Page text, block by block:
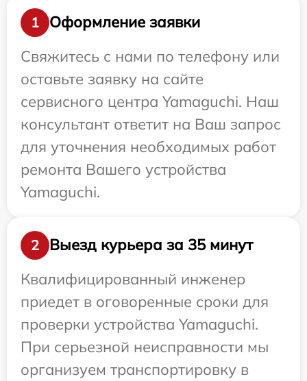
1
Оформление заявки
Свяжитесь с нами по телефону или
оставьте заявку на сайте
сервисного центра Yamaguchi. Наш
консультант ответит на Ваш запрос
для уточнения необходимых работ
ремонта Вашего устройства
Yamaguchi.
2
Выезд курьера за 35 минут
Квалифицированный инженер
приедет в оговоренные сроки для
проверки устройства Yamaguchi.
При серьезной неисправности мы
организуем транспортировку в